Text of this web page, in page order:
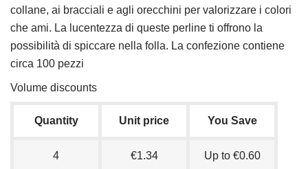
collane, ai bracciali e agli orecchini per valorizzare i colori
che ami. La lucentezza di queste perline ti offrono la
possibilità di spiccare nella folla. La confezione contiene
circa 100 pezzi
Volume discounts
Quantity Unit price You Save
4 €1.34 Up to €0.60